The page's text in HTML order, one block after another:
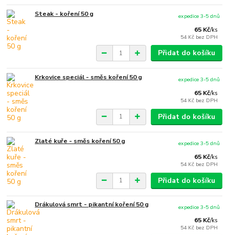
Steak - koření 50 g
65 Kč/ks
54 Kč bez DPH
expedice 3-5 dnů
Přidat do košíku
Krkovice speciál - směs koření 50 g
65 Kč/ks
54 Kč bez DPH
expedice 3-5 dnů
Přidat do košíku
Zlaté kuře - směs koření 50 g
65 Kč/ks
54 Kč bez DPH
expedice 3-5 dnů
Přidat do košíku
Drákulová smrt - pikantní koření 50 g
65 Kč/ks
54 Kč bez DPH
expedice 3-5 dnů